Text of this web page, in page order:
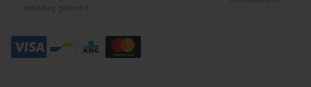
werkdag geleverd